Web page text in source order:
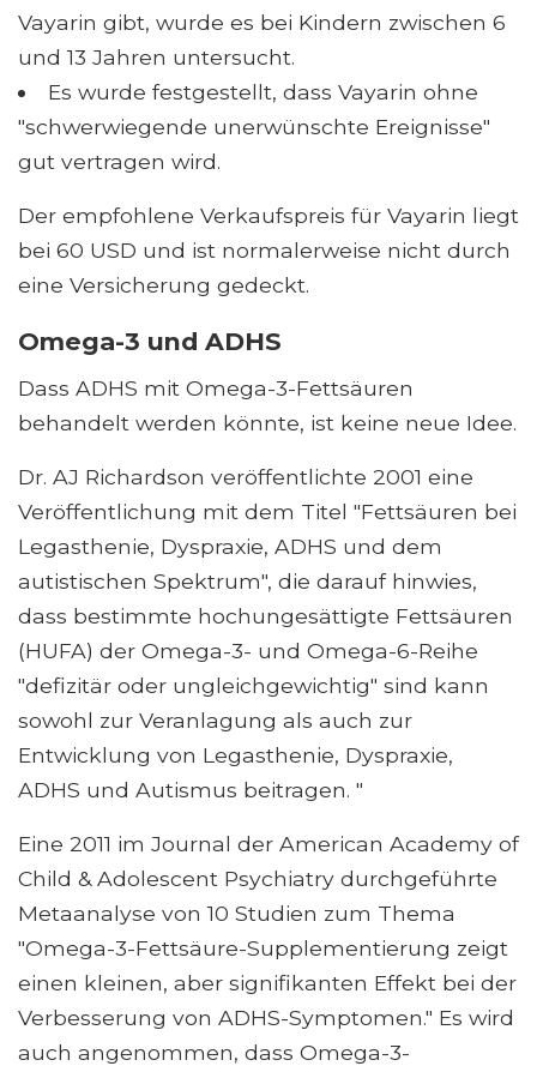
Vayarin gibt, wurde es bei Kindern zwischen 6
und 13 Jahren untersucht.
Es wurde festgestellt, dass Vayarin ohne
"schwerwiegende unerwünschte Ereignisse"
gut vertragen wird.
Der empfohlene Verkaufspreis für Vayarin liegt
bei 60 USD und ist normalerweise nicht durch
eine Versicherung gedeckt.
Omega-3 und ADHS
Dass ADHS mit Omega-3-Fettsäuren
behandelt werden könnte, ist keine neue Idee.
Dr. AJ Richardson veröffentlichte 2001 eine
Veröffentlichung mit dem Titel "Fettsäuren bei
Legasthenie, Dyspraxie, ADHS und dem
autistischen Spektrum", die darauf hinwies,
dass bestimmte hochungesättigte Fettsäuren
(HUFA) der Omega-3- und Omega-6-Reihe
"defizitär oder ungleichgewichtig" sind kann
sowohl zur Veranlagung als auch zur
Entwicklung von Legasthenie, Dyspraxie,
ADHS und Autismus beitragen. "
Eine 2011 im Journal der American Academy of
Child & Adolescent Psychiatry durchgeführte
Metaanalyse von 10 Studien zum Thema
"Omega-3-Fettsäure-Supplementierung zeigt
einen kleinen, aber signifikanten Effekt bei der
Verbesserung von ADHS-Symptomen." Es wird
auch angenommen, dass Omega-3-